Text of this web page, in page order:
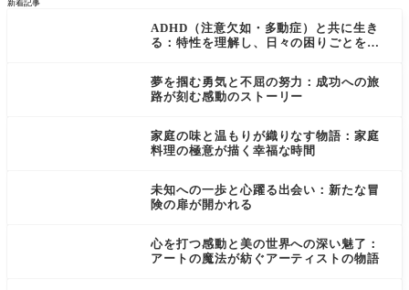
新着記事
ADHD（注意欠如・多動症）と共に生き
る：特性を理解し、日々の困りごとを乗
夢を掴む勇気と不屈の努力：成功への旅
路が刻む感動のストーリー
家庭の味と温もりが織りなす物語：家庭
料理の極意が描く幸福な時間
未知への一歩と心躍る出会い：新たな冒
険の扉が開かれる
心を打つ感動と美の世界への深い魅了：
アートの魔法が紡ぐアーティストの物語